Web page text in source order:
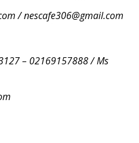
/ nescafe306@gmail.com
– 02169157888 / Ms